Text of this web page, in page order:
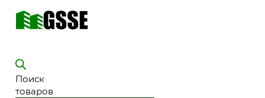
Поиск
товаров